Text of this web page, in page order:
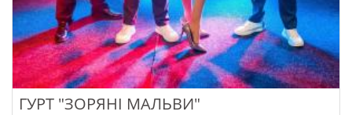
ГУРТ "ЗОРЯНІ МАЛЬВИ"